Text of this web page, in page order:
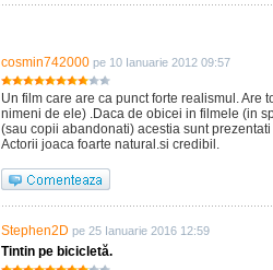
cosmin742000 pe 10 Ianuarie 2012 09:57
Un film care are ca punct forte realismul. Are
nimeni de ele) .Daca de obicei in filmele (in
(sau copii abandonati) acestia sunt
Actorii joaca foarte natural.si credibil.
Stephen2D pe 25 Ianuarie 2016 12:59
Tintin pe bicicletă.